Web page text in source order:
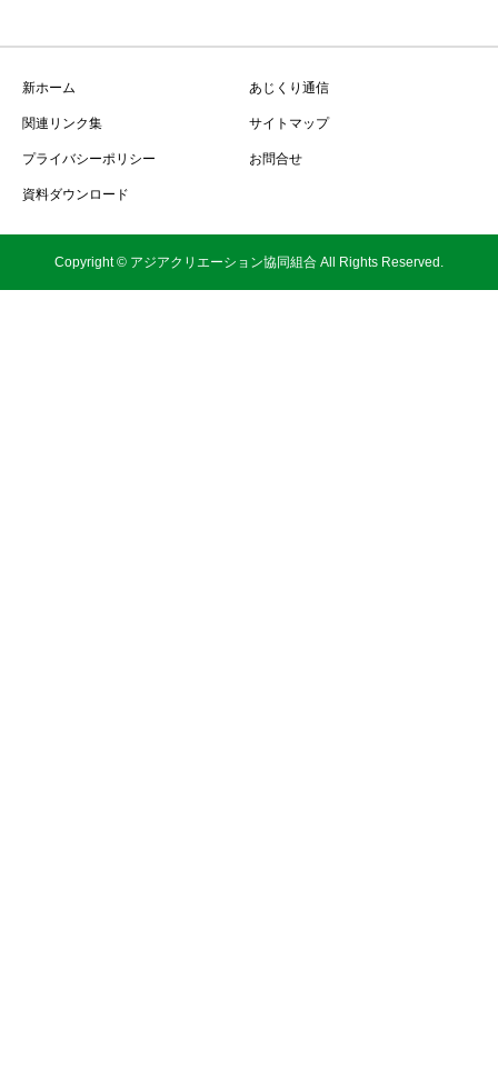
新ホーム あじくり通信
関連リンク集 サイトマップ
プライバシーポリシー お問合せ
資料ダウンロード
Copyright © アジアクリエーション協同組合 All Rights Reserved.